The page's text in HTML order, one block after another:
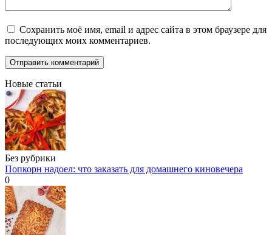
Сохранить моё имя, email и адрес сайта в этом браузере для
последующих моих комментариев.
Новые статьи
Без рубрики
Попкорн надоел: что заказать для домашнего киновечера
0